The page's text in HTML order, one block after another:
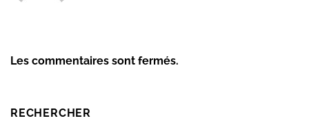
Les commentaires sont fermés.
RECHERCHER